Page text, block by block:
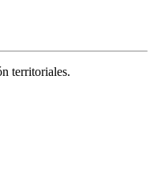
territoriales.